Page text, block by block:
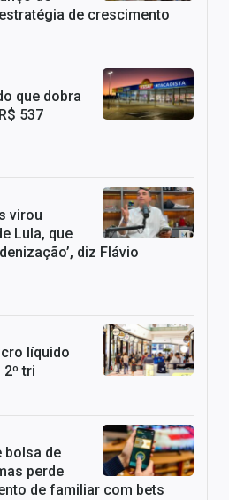
de crescimento
que dobra
537
virou
Lula, que
diz Flávio
líquido
tri
bolsa de
perde
de familiar com bets